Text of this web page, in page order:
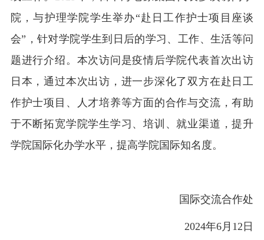
院，与护理学院学生举办“赴日工作护士项目座谈
会”，针对学院学生到日后的学习、工作、生活等问
题进行介绍。本次访问是疫情后学院代表首次出访
日本，通过本次出访，进一步深化了双方在赴日工
作护士项目、人才培养等方面的合作与交流，有助
于不断拓宽学院学生学习、培训、就业渠道，提升
学院国际化办学水平，提高学院国际知名度。
国际交流合作处
2024年6月12日